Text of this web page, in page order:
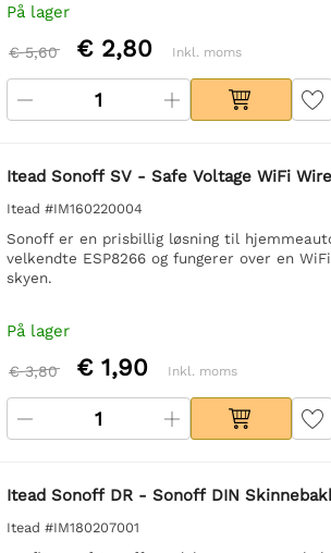
På lager
€ 5,60 € 2,80 Inkl. moms
Itead Sonoff SV - Safe Voltage WiFi
Itead #IM160220004
Sonoff er en prisbillig løsning til
velkendte ESP8266 og fungerer over en
skyen.
På lager
€ 3,80 € 1,90 Inkl. moms
Itead Sonoff DR - Sonoff DIN
Itead #IM180207001